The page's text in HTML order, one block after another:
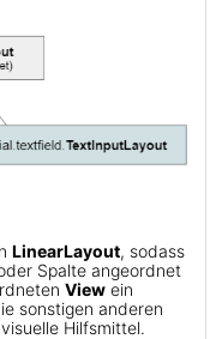
LinearLayout, sodass
Spalte angeordnet
View ein
sonstigen anderen
Hilfsmittel.